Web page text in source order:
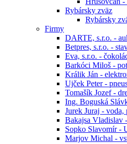
Rybársky zväz
Rybársky
Firmy
DARTE, s.r.o. -
Betpres, s.r.o. -
Eva, s.r.o. -
Barkóci Miloš -
Králik Ján -
Ujček Peter -
Tomašík Jozef -
Ing. Boguská
Jurek Juraj -
Bakajsa Vladislav
Sopko Slavomír -
Marjov Michal -